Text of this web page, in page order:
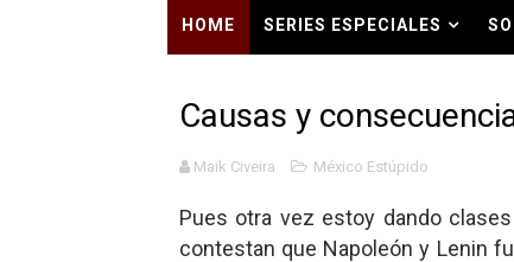
Gótico Mexicano
25 grandes películas de
Devoraos los unos a los
Charlie Kirk y la
HOME SERIES ESPECIALES
Causas y
Maik Civeira México Estúpido
Pues otra vez estoy dando
contestan que Napoleón y Lenin